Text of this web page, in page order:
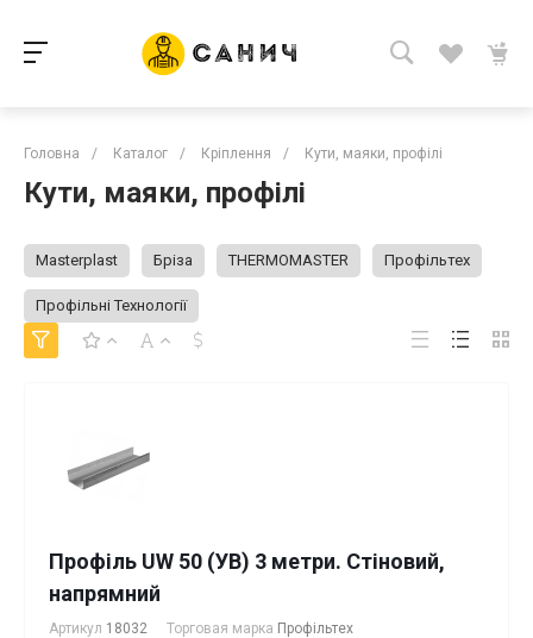
Головна / Каталог / Кріплення / Кути, маяки, профілі
Кути, маяки, профілі
Masterplast Бріза THERMOMASTER Профільтех
Профільні Технології
Профіль UW 50 (УВ) 3 метри. Стіновий,
напрямний
Артикул 18032 Торговая марка Профільтех